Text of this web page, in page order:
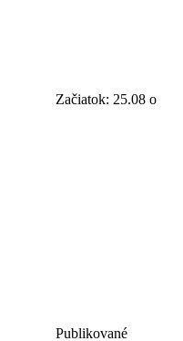
Začiatok: 25.08 o
Publikované